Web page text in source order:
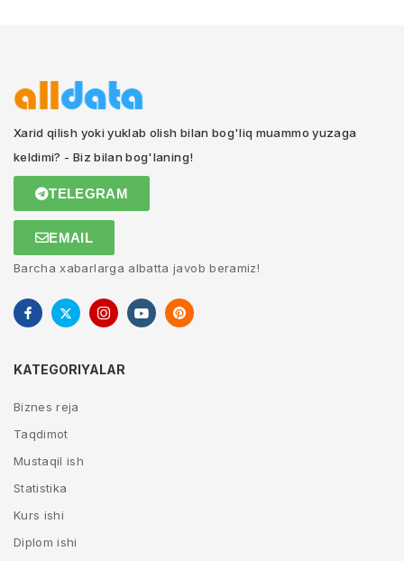
Xarid qilish yoki yuklab olish bilan bog'liq muammo yuzaga
keldimi? - Biz bilan bog'laning!
TELEGRAM
EMAIL
Barcha xabarlarga albatta javob beramiz!
KATEGORIYALAR
Biznes reja
Taqdimot
Mustaqil ish
Statistika
Kurs ishi
Diplom ishi